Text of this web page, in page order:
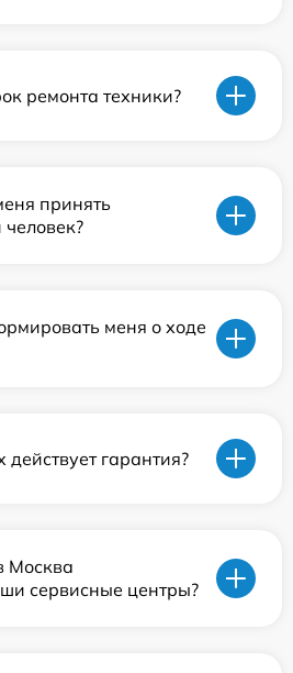
ремонта техники?
принять
человек?
меня о ходе
гарантия?
Москва
сервисные центры?